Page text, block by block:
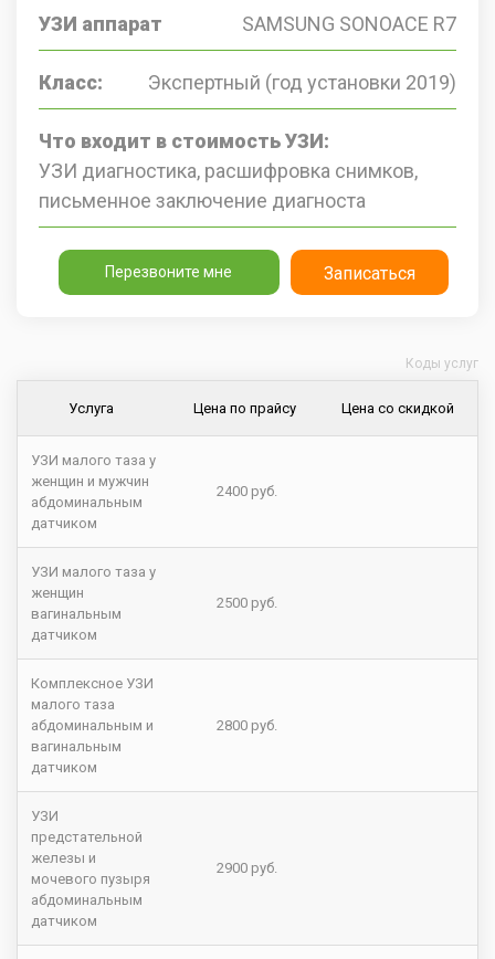
УЗИ аппарат SAMSUNG SONOACE R7
Класс: Экспертный (год установки 2019)
Что входит в стоимость УЗИ:
УЗИ диагностика, расшифровка снимков,
письменное заключение диагноста
Перезвоните мне Записаться
Услуга Цена по прайсу Цена со скидкой
УЗИ малого таза у
женщин и мужчин
абдоминальным
датчиком
2400 руб.
УЗИ малого таза у
женщин
вагинальным
датчиком
2500 руб.
Комплексное УЗИ
малого таза
абдоминальным и
вагинальным
датчиком
2800 руб.
УЗИ
предстательной
железы и
мочевого пузыря
абдоминальным
датчиком
2900 руб.
Коды услуг